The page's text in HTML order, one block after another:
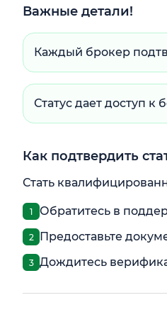
Важные детали!
Каждый брокер
Статус дает доступ
Как подтвердить
Стать
Обратитесь в
Предоставьте
Дождитесь